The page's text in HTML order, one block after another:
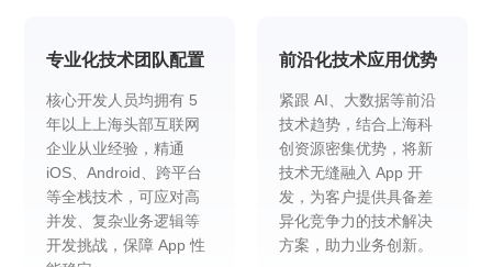
专业化技术团队配置
核心开发人员均拥有 5
年以上上海头部互联网
企业从业经验，精通
iOS、Android、跨平台
等全栈技术，可应对高
并发、复杂业务逻辑等
开发挑战，保障 App 性
前沿化技术应用优势
紧跟 AI、大数据等前沿
技术趋势，结合上海科
创资源密集优势，将新
技术无缝融入 App 开
发，为客户提供具备差
异化竞争力的技术解决
方案，助力业务创新。